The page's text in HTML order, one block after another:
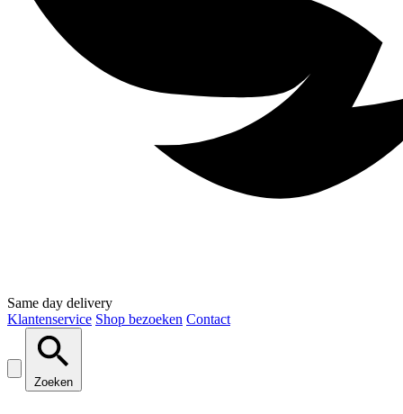
Same day delivery
Klantenservice Shop bezoeken Contact
Zoeken